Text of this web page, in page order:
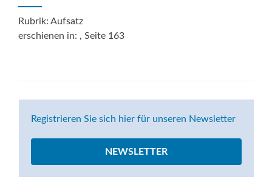
Rubrik: Aufsatz
erschienen in: , Seite 163
Registrieren Sie sich hier für unseren Newsletter
NEWSLETTER